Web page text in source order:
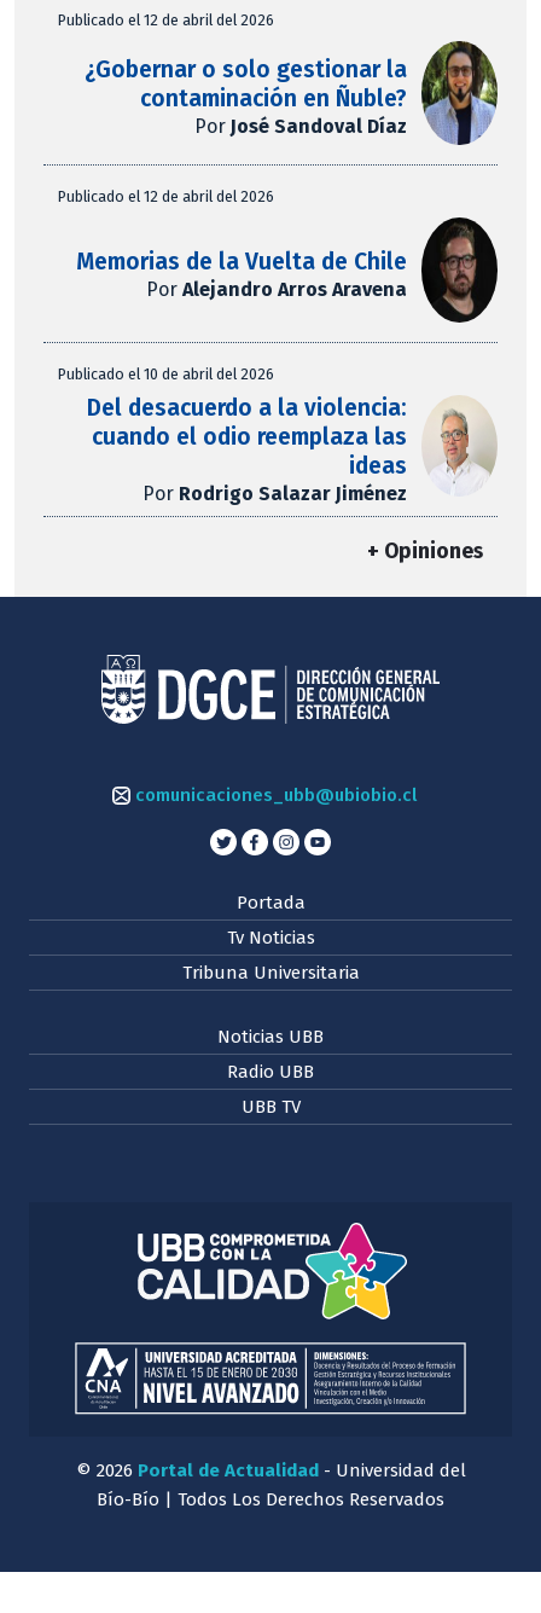
Publicado el 12 de abril del 2026
¿Gobernar o solo gestionar la
contaminación en Ñuble?
Por José Sandoval Díaz
Publicado el 12 de abril del 2026
Memorias de la Vuelta de Chile
PorAlejandro Arros Aravena
Publicado el 10 de abril del 2026
Del desacuerdo a la violencia:
cuando el odio reemplaza las
ideas
Por Rodrigo Salazar Jiménez
+ Opiniones
comunicaciones_ubb@ubiobio.cl
Portada
Tv Noticias
Tribuna Universitaria
Noticias UBB
Radio UBB
UBB TV
© 2026 Portal de Actualidad- Universidad del
Bío-Bío | Todos Los Derechos Reservados